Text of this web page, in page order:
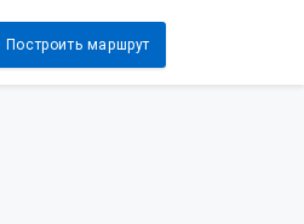
Построить маршрут